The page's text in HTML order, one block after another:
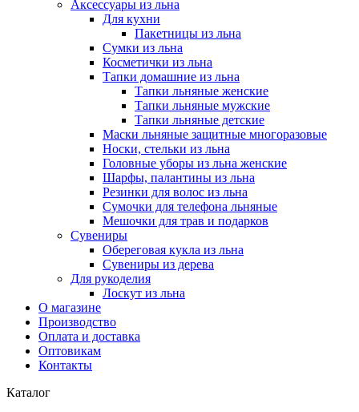
Аксессуары из льна
Для кухни
Пакетницы из льна
Сумки из льна
Косметички из льна
Тапки домашние из льна
Тапки льняные женские
Тапки льняные мужские
Тапки льняные детские
Маски льняные защитные многоразовые
Носки, стельки из льна
Головные уборы из льна женские
Шарфы, палантины из льна
Резинки для волос из льна
Сумочки для телефона льняные
Мешочки для трав и подарков
Сувениры
Обереговая кукла из льна
Сувениры из дерева
Для рукоделия
Лоскут из льна
О магазине
Производство
Оплата и доставка
Оптовикам
Контакты
Каталог